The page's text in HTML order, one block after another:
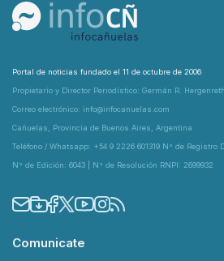
Portal de noticias fundado el 11 de octubre de 2006
Propietario y Director Periodístico: Germán R.
Correo electrónico: info@infocanuelas.com
Cañuelas, Provincia de Buenos Aires, Argentina
Teléfono / Whatsapp: +54 9 2226 601319 N° de Registro
N° de Edición: 6043 | N° de Resolución RNPI: 2699932
Comunicate